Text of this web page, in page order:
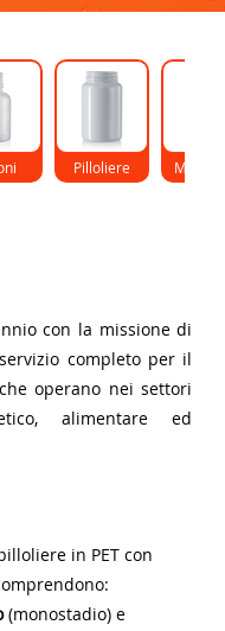
Pilloliere
con la missione di
completo per il
operano nei settori
alimentare ed
in PET con
(monostadio) e